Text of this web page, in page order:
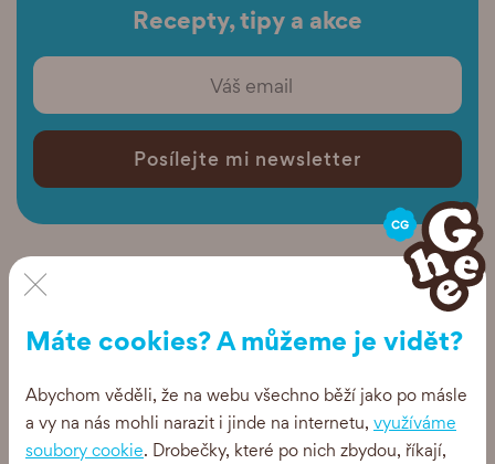
Recepty, tipy a akce
Posílejte mi newsletter
×
Máte cookies? A můžeme je vidět?
Abychom věděli, že na webu všechno běží jako po másle
a vy na nás mohli narazit i jinde na internetu, využíváme
soubory cookie. Drobečky, které po nich zbydou, říkají,